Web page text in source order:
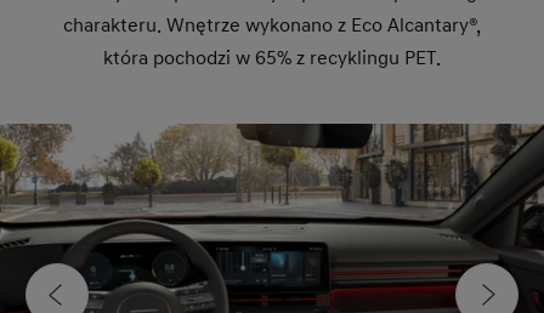
charakteru. Wnętrze wykonano z Eco Alcantary®,
która pochodzi w 65% z recyklingu PET.